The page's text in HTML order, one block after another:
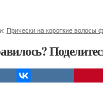
Прически на короткие волосы